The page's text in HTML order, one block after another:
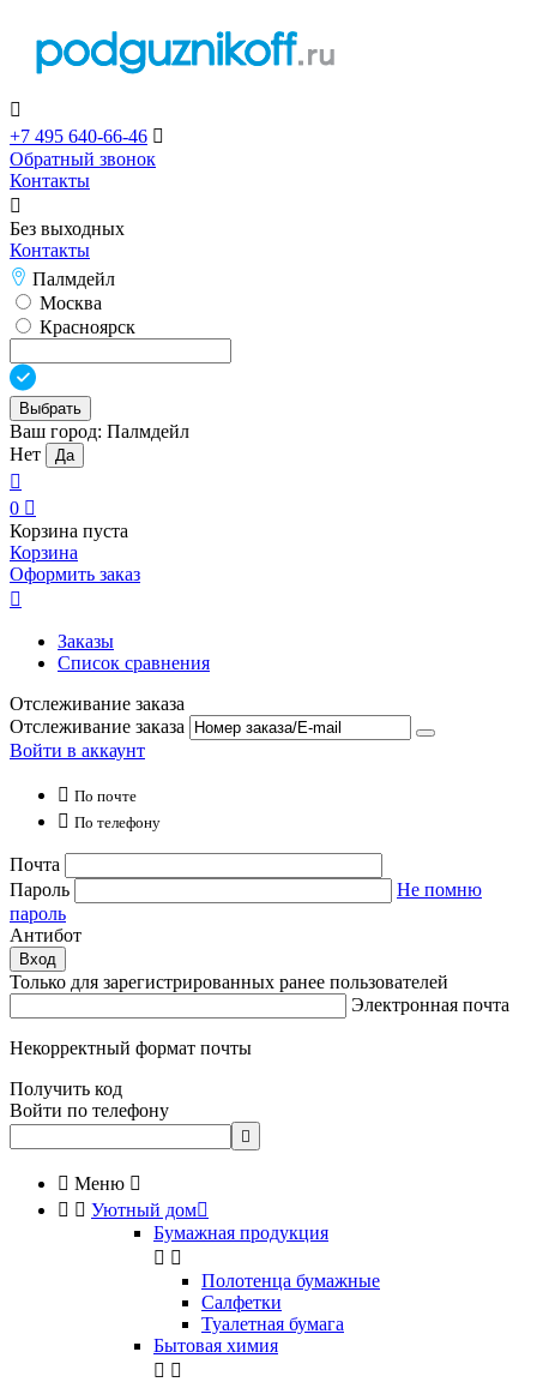

+7 495 640-66-46 
Обратный звонок
Контакты

Без выходных
Контакты
Палмдейл
Москва
Красноярск
Выбрать
Ваш город: Палмдейл
Нет
Да

0 
Корзина пуста
Корзина
Оформить заказ

Заказы
Список сравнения
Отслеживание заказа
Отслеживание заказа
Войти в аккаунт
 По почте
 По телефону
Почта
Пароль
Не помню
пароль
Антибот
Вход
Только для зарегистрированных ранее пользователей
Электронная почта
Некорректный формат почты
Получить код
Войти по телефону

 Меню 
  Уютный дом
Бумажная продукция
 
Полотенца бумажные
Салфетки
Туалетная бумага
Бытовая химия
 